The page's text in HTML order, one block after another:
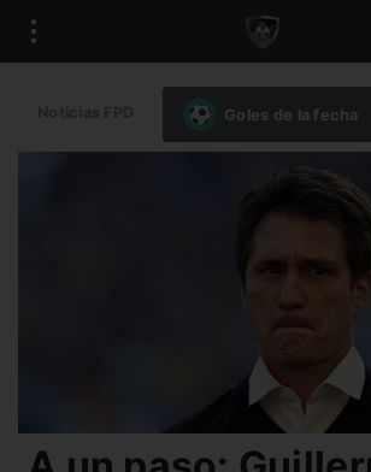
Goles de la fecha